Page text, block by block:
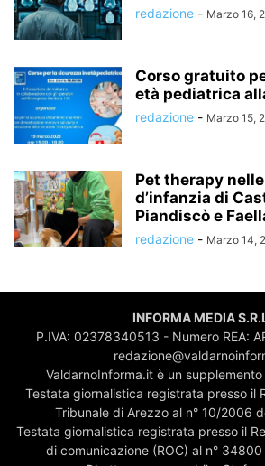
redazione - Marzo 16,
Corso gratuito
età pediatrica
redazione - Marzo 15,
Pet therapy
d’infanzia di
Piandiscò e
redazione - Marzo 14,
INFORMA MEDIA
P.IVA: 02378340513 - Numero REA:
ValdarnoInforma.it è un
Testata giornalistica registrata presso il
Tribunale di Arezzo al n° 10/2006
Testata giornalistica registrata presso il
di comunicazione (ROC) al n°